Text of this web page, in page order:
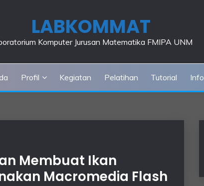
LABKOMMAT
Komputer Jurusan Matematika FMIPA UNM
Profil Kegiatan Pelatihan Tutorial Info
Membuat Ikan
Macromedia Flash